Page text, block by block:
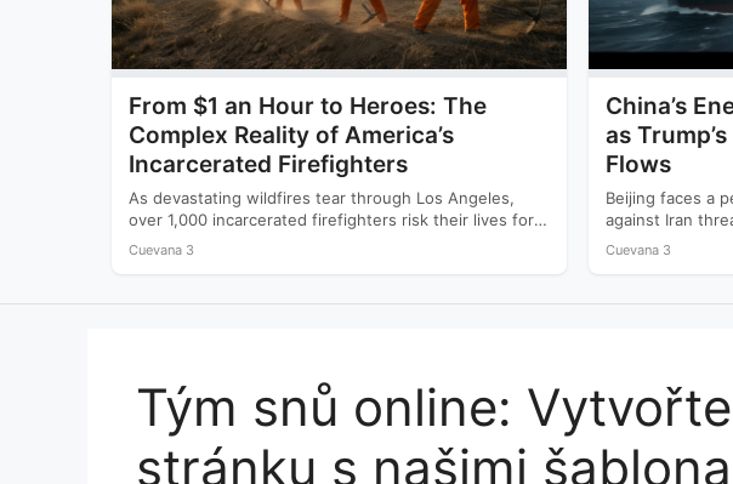
From $1 an Hour to Heroes: The
Complex Reality of America’s
Incarcerated Firefighters
As devastating wildfires tear through Los Angeles,
over 1,000 incarcerated firefighters risk their lives for
as little as…
Cuevana 3
China’s
as
Flows
Beijing faces a
against Iran
crude…
Cuevana 3
Tým snů online:
stránku s našimi